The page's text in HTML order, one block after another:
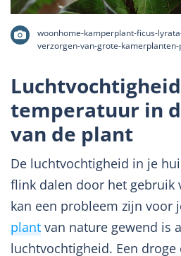
woonhome-kamperplant-ficus-
verzorgen-van-grote-kamerplanten-
temperatuur in
van de plant
De luchtvochtigheid in je
flink dalen door het gebruik
kan een probleem zijn voor
plant van nature gewend is
luchtvochtigheid. Een